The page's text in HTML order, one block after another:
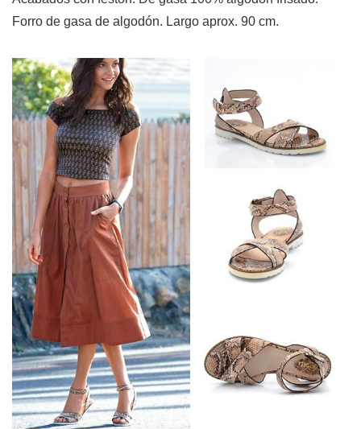
Forro de gasa de algodón. Largo aprox. 90 cm.